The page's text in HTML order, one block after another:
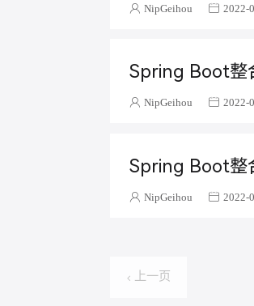
NipGeihou 2022-
Spring Boot整
NipGeihou 2022-
Spring Boot整
NipGeihou 2022-
上一页